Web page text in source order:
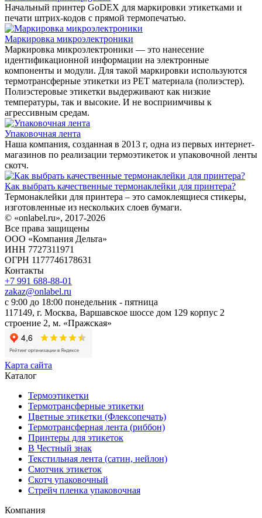
Начальный принтер GoDEX для маркировки этикетками и
печати штрих-кодов с прямой термопечатью.
Маркировка микроэлектроники
Маркировка микроэлектроники — это нанесение
идентификационной информации на электронные
компоненты и модули. Для такой маркировки используются
термотрансферные этикетки из PET материала (полиэстер).
Полиэстеровые этикетки выдерживают как низкие
температуры, так и высокие. И не восприимчивы к
агрессивным средам.
Упаковочная лента
Наша компания, созданная в 2013 г, одна из первых интернет-
магазинов по реализации термоэтикеток и упаковочной ленты
скотч.
Как выбрать качественные термонаклейки для принтера?
Термонаклейки для принтера – это самоклеящиеся стикеры,
изготовленные из нескольких слоев бумаги.
© «onlabel.ru», 2017-2026
Все права защищены
ООО «Компания Дельта»
ИНН 7727311971
ОГРН 1177746178631
Контакты
+7 991 688-88-01
zakaz@onlabel.ru
с 9:00 до 18:00 понедельник - пятница
117149, г. Москва, Варшавское шоссе дом 129 корпус 2
строение 2, м. «Пражская»
Карта сайта
Каталог
Термоэтикетки
Термотрансферные этикетки
Цветные этикетки (Флексопечать)
Термотрансферная лента (риббон)
Принтеры для этикеток
В Честный знак
Текстильная лента (сатин, нейлон)
Смотчик этикеток
Скотч упаковочный
Стрейч пленка упаковочная
Компания